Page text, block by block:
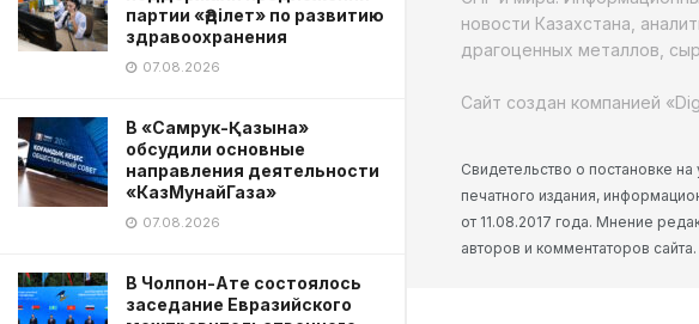
партии «Әділет» по развитию
здравоохранения
07.08.2026
В «Самрук-Қазына»
обсудили основные
направления деятельности
«КазМунайГаза»
07.08.2026
В Чолпон-Ате состоялось
заседание Евразийского
новости Казахстана,
драгоценных металлов,
Сайт создан компанией
Свидетельство о постановке
печатного издания,
от 11.08.2017 года. Мнение
авторов и комментаторов сайта.